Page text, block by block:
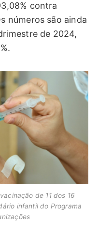
contra
números são ainda
de 2024,
de 11 dos 16
infantil do Programa